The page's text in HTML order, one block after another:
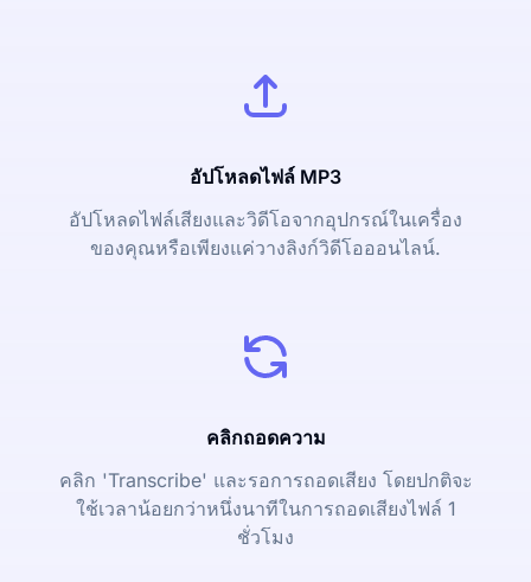
อัปโหลดไฟล์ MP3
อัปโหลดไฟล์เสียงและวิดีโอจากอุปกรณ์ในเครื่อง
ของคุณหรือเพียงแค่วางลิงก์วิดีโอออนไลน์.
คลิกถอดความ
คลิก 'Transcribe' และรอการถอดเสียง โดยปกติจะ
ใช้เวลาน้อยกว่าหนึ่งนาทีในการถอดเสียงไฟล์ 1
ชั่วโมง